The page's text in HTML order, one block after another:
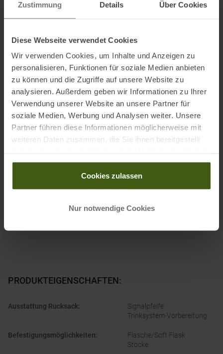
Zustimmung Details Über Cookies
Diese Webseite verwendet Cookies
Wir verwenden Cookies, um Inhalte und Anzeigen zu
personalisieren, Funktionen für soziale Medien anbieten
zu können und die Zugriffe auf unsere Website zu
analysieren. Außerdem geben wir Informationen zu Ihrer
Verwendung unserer Website an unsere Partner für
soziale Medien, Werbung und Analysen weiter. Unsere
Partner führen diese Informationen möglicherweise mit
weiteren Daten zusammen, die Sie ihnen bereitgestellt
gesammelt haben.
Cookies zulassen
Nur notwendige Cookies
• Futter: 100 % Polyamid
• Rückteil: 100 % Polyester
• Rückeneinsatz: 85 % Polyethylen, 15 % Polyurethan
Informationen zu EU Verordnung GPSR
Name des Herstellers:Salomon SAS
Postanschrift des Herstellers:ZA des Croiselets, 14 chemin des
Croiselets, 74370 Epagny Metz Tessym France
PRODUKTEIGENSCHAFTEN:
Ausstattung Rucksack:
Signalpfeife
Trinksystem-Vorbereitung
Befestigungsmöglichkeiten:
Flasche/Soft Flask
Stöcke